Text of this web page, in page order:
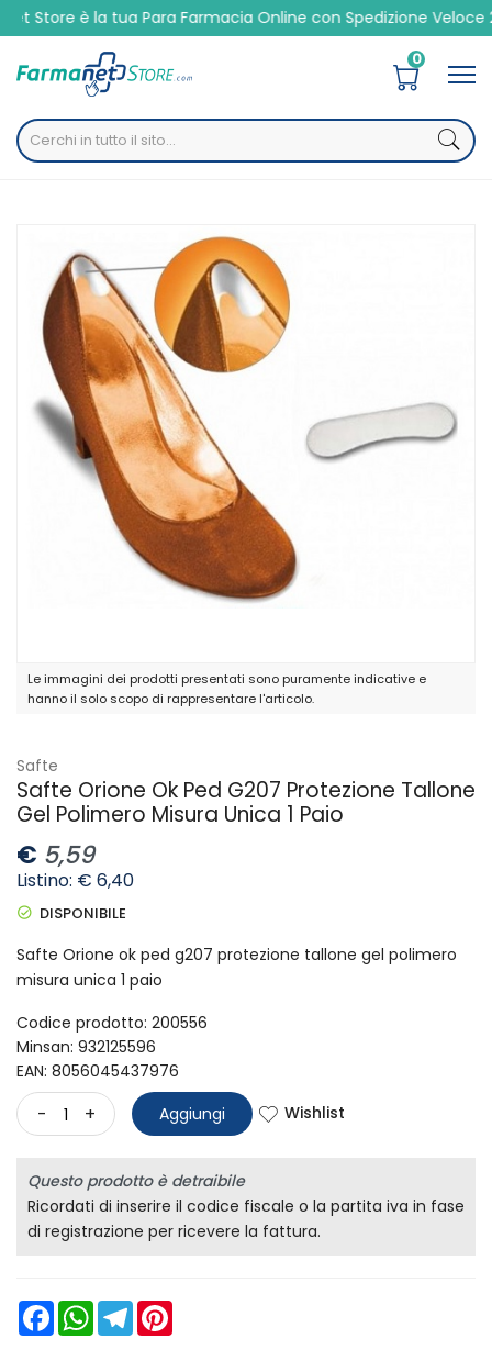
tua Para Farmacia Online con Spedizione Veloce 24/48h
0
Safte Orione Ok Ped G207 Protezione Tallone Gel
Polimero Misura Unica 1 Paio
Le immagini dei prodotti presentati sono puramente indicative e
hanno il solo scopo di rappresentare l'articolo.
Safte
Safte Orione Ok Ped G207 Protezione Tallone
Gel Polimero Misura Unica 1 Paio
€ 5,59
Listino: € 6,40
DISPONIBILE
Safte Orione ok ped g207 protezione tallone gel polimero
misura unica 1 paio
Codice prodotto: 200556
Minsan: 932125596
EAN: 8056045437976
- + Aggiungi Wishlist
Questo prodotto è detraibile
Ricordati di inserire il codice fiscale o la partita iva in fase
di registrazione per ricevere la fattura.
FacebookWhatsAppTelegram